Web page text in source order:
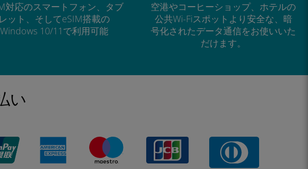
対応のスマートフォン、タブ
レット、そしてeSIM搭載の
Windows 10/11で利用可能
空港やコーヒーショップ、ホテルの
公共Wi-Fiスポットより安全な、暗
号化されたデータ通信をお使いいた
だけます。
い